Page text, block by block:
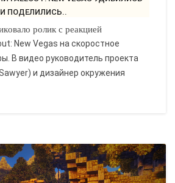
ПОДЕЛИЛИСЬ..
ролик с реакцией
New Vegas на скоростное
В видео руководитель проекта
и дизайнер окружения